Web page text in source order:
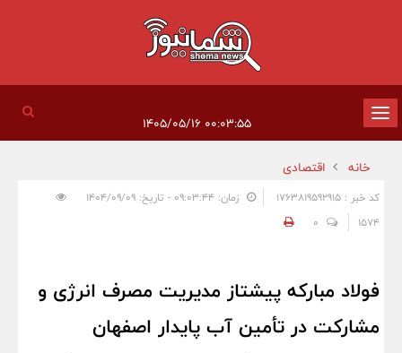
تغییر
وضعیت
ناوبری
خانه اقتصادی
کد خبر : 1763819592915
زمان: ۰۹:۰۳:۴۴ - تاریخ: ۱۴۰۴/۰۹/۰۹
1574
0
فولاد مبارکه پیشتاز مدیریت مصرف انرژی و
مشارکت در تأمین آب پایدار اصفهان